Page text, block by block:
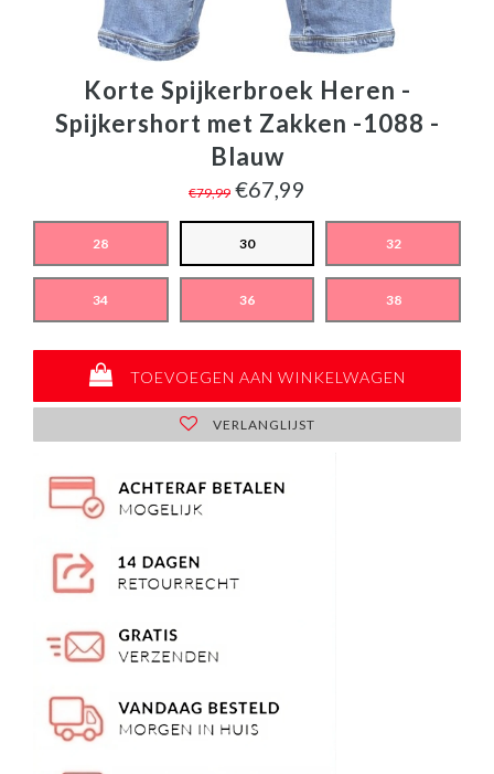
Korte Spijkerbroek Heren -
Spijkershort met Zakken -1088 -
Blauw
€79,99 €67,99
28 30 32
34 36 38
TOEVOEGEN AAN WINKELWAGEN
VERLANGLIJST